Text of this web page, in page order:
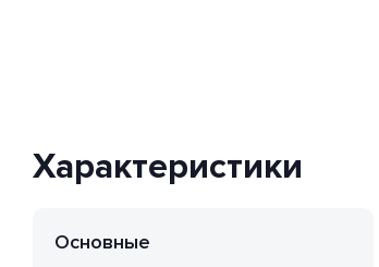
Характеристики
Основные